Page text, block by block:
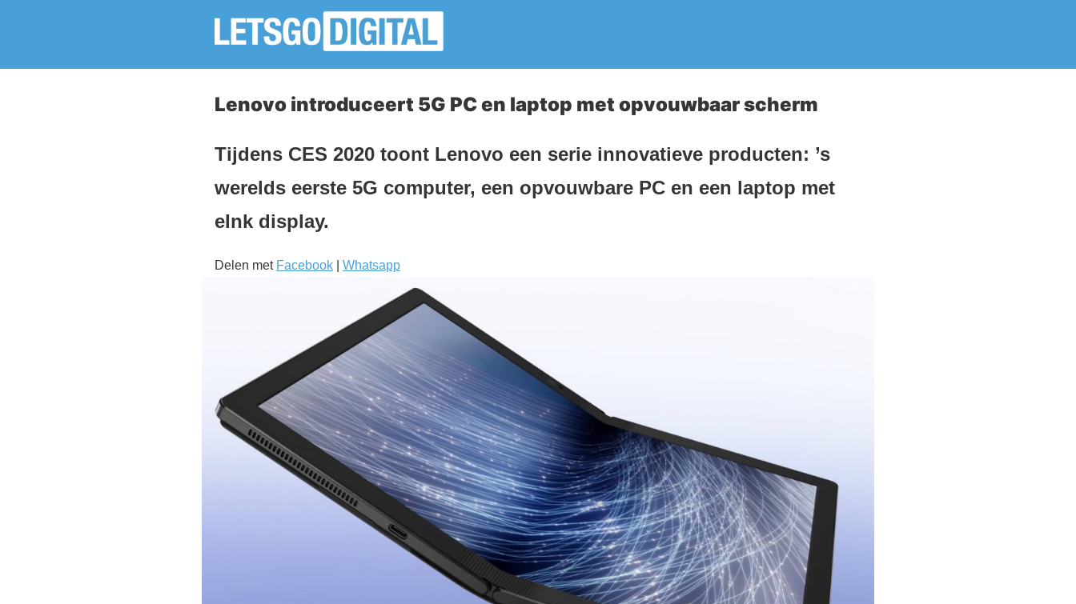
Lenovo introduceert 5G PC en laptop met opvouwbaar scherm
Tijdens CES 2020 toont Lenovo een serie innovatieve producten: ’s
werelds eerste 5G computer, een opvouwbare PC en een laptop met
eInk display.
Delen met Facebook Whatsapp